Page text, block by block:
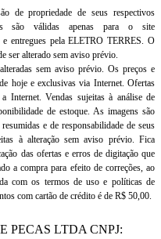
de propriedade de seus respectivos
são válidas apenas para o site
entregues pela ELETRO TERRES. O
ser alterado sem aviso prévio.
sem aviso prévio. Os preços e
hoje e exclusivas via Internet. Ofertas
Internet. Vendas sujeitas à análise de
de estoque. As imagens são
e de responsabilidade de seus
à alteração sem aviso prévio. Fica
das ofertas e erros de digitação que
a compra para efeito de correções, ao
com os termos de uso e políticas de
com cartão de crédito é de R$ 50,00.
PECAS LTDA CNPJ: